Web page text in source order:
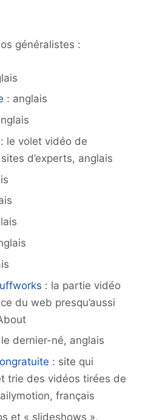
généralistes :
: anglais
le volet vidéo de
d’experts, anglais
: la partie vidéo
du web presqu’aussi
dernier-né, anglais
: site qui
trie des vidéos tirées de
français
et « slideshows »,